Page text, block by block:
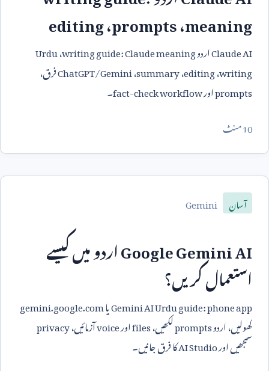
meaning،prompts،editing
Claude AIاردوwriting guide: Claude meaning،Urdu
writing،editing،summary،ChatGPT/Geminiفرق،
promptsاورfact-check workflow۔
10منٹ
آسان Gemini
Google Gemini AIاردو میں کیسے
استعمال کریں؟
Gemini AI Urdu guide: phone appیاgemini.google.com
کھولیں، اردوpromptsلکھیں،filesاورvoiceآزمائیں،privacy
سمجھیں اورAI Studioکا فرق جانیں۔